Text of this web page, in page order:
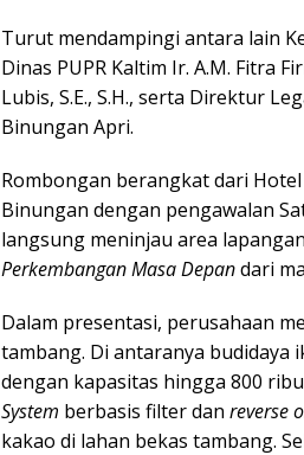
Turut mendampingi antara lain
Dinas PUPR Kaltim Ir. A.M. Fitra
Lubis, S.E., S.H., serta Direktur
Binungan Apri.
Rombongan berangkat dari
Binungan dengan pengawalan
langsung meninjau area
Perkembangan Masa Depandari
Dalam presentasi, perusahaan
tambang. Di antaranya budidaya
dengan kapasitas hingga 800
System berbasis filter dan reverse
kakao di lahan bekas tambang.